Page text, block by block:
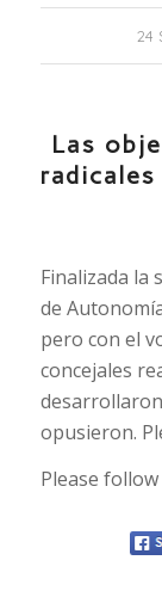
24
Las
Finalizada la
de
pero con el
concejales
opusieron.
Please